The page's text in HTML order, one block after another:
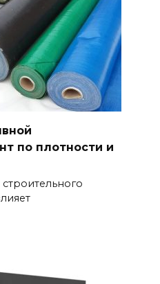
по плотности и